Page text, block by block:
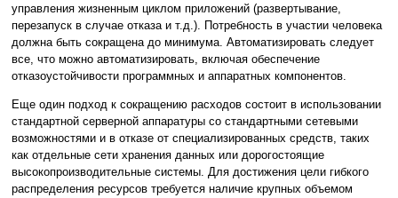
управления жизненным циклом приложений (развертывание,
перезапуск в случае отказа и т.д.). Потребность в участии человека
должна быть сокращена до минимума. Автоматизировать следует
все, что можно автоматизировать, включая обеспечение
отказоустойчивости программных и аппаратных компонентов.
Еще один подход к сокращению расходов состоит в использовании
стандартной серверной аппаратуры со стандартными сетевыми
возможностями и в отказе от специализированных средств, таких
как отдельные сети хранения данных или дорогостоящие
высокопроизводительные системы. Для достижения цели гибкого
распределения ресурсов требуется наличие крупных объемом